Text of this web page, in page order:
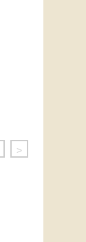
>